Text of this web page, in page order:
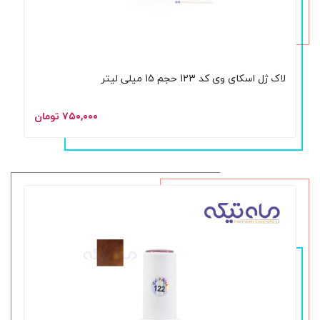
لاک ژل اسکای وی کد 123 حجم 15 میلی لیتر
۷۵۰,۰۰۰ تومان